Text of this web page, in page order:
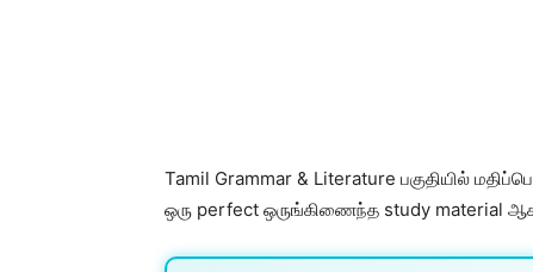
Tamil Grammar & Literature பகுதியில்
ஒரு perfect ஒருங்கிணைந்த study material